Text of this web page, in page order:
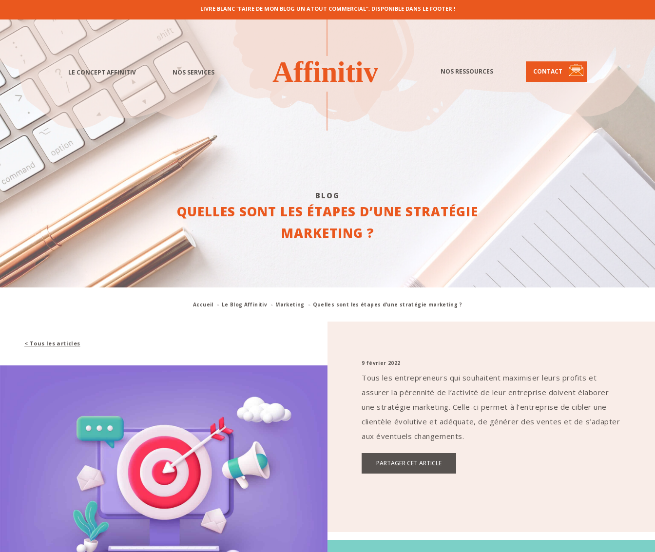
LIVRE BLANC "FAIRE DE MON BLOG UN ATOUT COMMERCIAL", DISPONIBLE DANS LE FOOTER !
LE CONCEPT AFFINITIV NOS SERVICES NOS RESSOURCES CONTACT
BLOG
QUELLES SONT LES ÉTAPES D’UNE STRATÉGIE
MARKETING ?
Accueil Le Blog Affinitiv Marketing Quelles sont les étapes d’une stratégie marketing ?
< Tous les articles
9 février 2022
Tous les entrepreneurs qui souhaitent maximiser leurs profits et
assurer la pérennité de l’activité de leur entreprise doivent élaborer
une stratégie marketing. Celle-ci permet à l’entreprise de cibler une
clientèle évolutive et adéquate, de générer des ventes et de s’adapter
aux éventuels changements.
PARTAGER CET ARTICLE